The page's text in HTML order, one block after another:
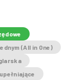
(All in One)